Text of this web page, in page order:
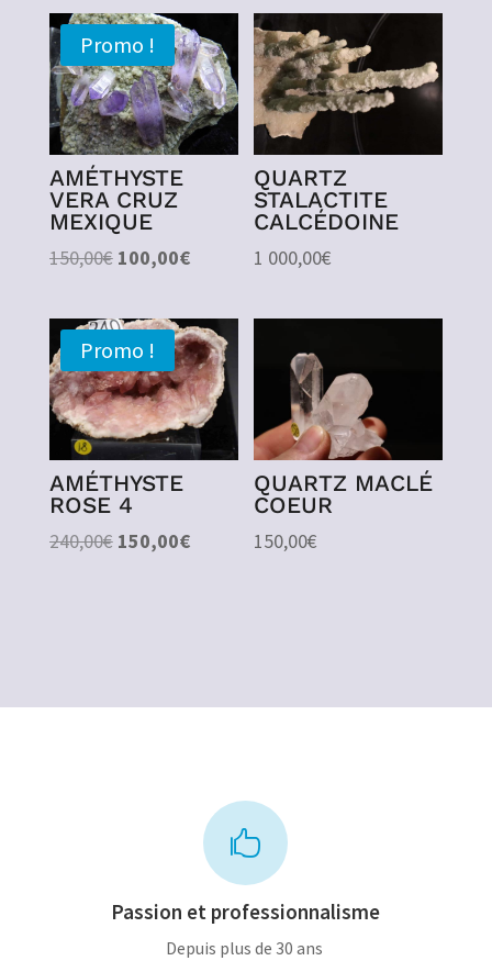
Promo !
AMÉTHYSTE
VERA CRUZ
MEXIQUE
150,00€ Le
initial
était :
150,00€.
100,00€Le
actuel
est :
100,00€.
QUARTZ
STALACTITE
CALCÉDOINE
1 000,00€
Promo !
AMÉTHYSTE
ROSE 4
240,00€ Le
150,00€Le
QUARTZ MACLÉ
COEUR
150,00€

Passion et professionnalisme
Depuis plus de 30 ans